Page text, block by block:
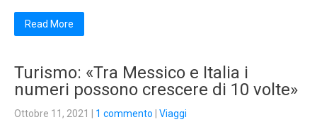
Read More
Turismo: «Tra Messico e Italia i
numeri possono crescere di 10 volte»
Ottobre 11, 2021 1 commento Viaggi